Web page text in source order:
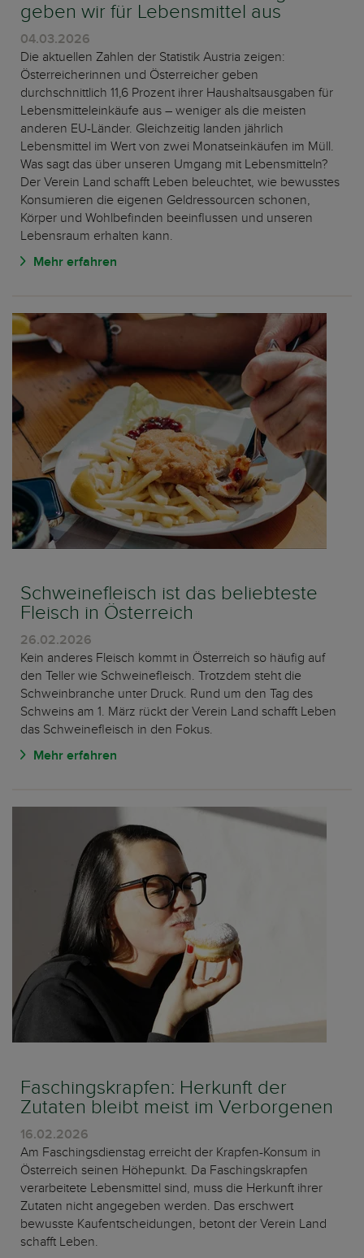
geben wir für Lebensmittel aus
04.03.2026
Die aktuellen Zahlen der Statistik Austria zeigen:
Österreicherinnen und Österreicher geben
durchschnittlich 11,6 Prozent ihrer Haushaltsausgaben für
Lebensmitteleinkäufe aus – weniger als die meisten
anderen EU-Länder. Gleichzeitig landen jährlich
Lebensmittel im Wert von zwei Monatseinkäufen im Müll.
Was sagt das über unseren Umgang mit Lebensmitteln?
Der Verein Land schafft Leben beleuchtet, wie bewusstes
Konsumieren die eigenen Geldressourcen schonen,
Körper und Wohlbefinden beeinflussen und unseren
Lebensraum erhalten kann.
Mehr erfahren
Schweinefleisch ist das beliebteste
Fleisch in Österreich
26.02.2026
Kein anderes Fleisch kommt in Österreich so häufig auf
den Teller wie Schweinefleisch. Trotzdem steht die
Schweinbranche unter Druck. Rund um den Tag des
Schweins am 1. März rückt der Verein Land schafft Leben
das Schweinefleisch in den Fokus.
Mehr erfahren
Faschingskrapfen: Herkunft der
Zutaten bleibt meist im Verborgenen
16.02.2026
Am Faschingsdienstag erreicht der Krapfen-Konsum in
Österreich seinen Höhepunkt. Da Faschingskrapfen
verarbeitete Lebensmittel sind, muss die Herkunft ihrer
Zutaten nicht angegeben werden. Das erschwert
bewusste Kaufentscheidungen, betont der Verein Land
schafft Leben.